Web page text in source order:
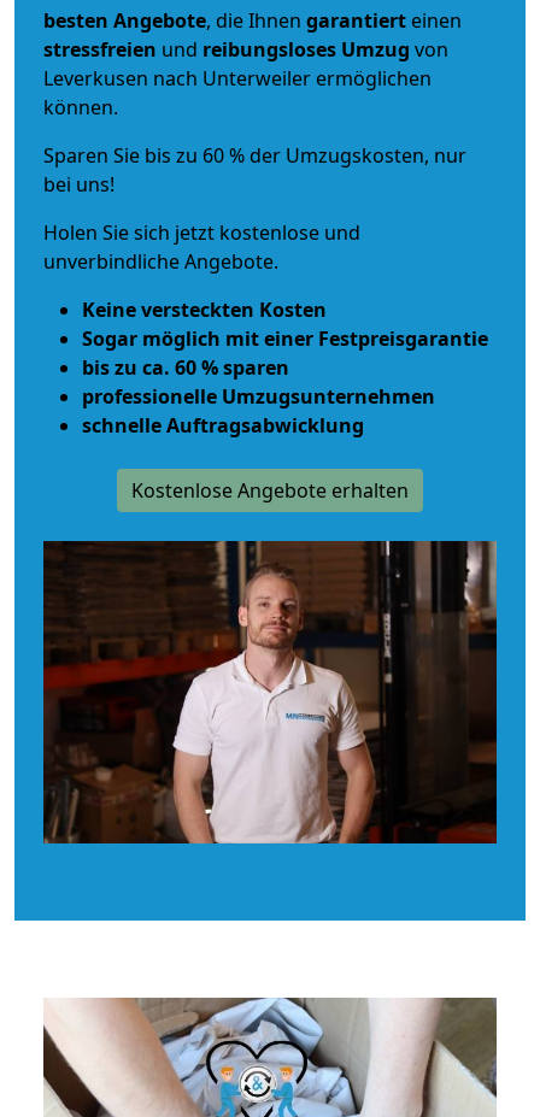
besten Angebote, die Ihnen garantiert einen
stressfreien und reibungsloses Umzug von
Leverkusen nach Unterweiler ermöglichen
können.
Sparen Sie bis zu 60 % der Umzugskosten, nur
bei uns!
Holen Sie sich jetzt kostenlose und
unverbindliche Angebote.
Keine versteckten Kosten
Sogar möglich mit einer Festpreisgarantie
bis zu ca. 60 % sparen
professionelle Umzugsunternehmen
schnelle Auftragsabwicklung
Kostenlose Angebote erhalten